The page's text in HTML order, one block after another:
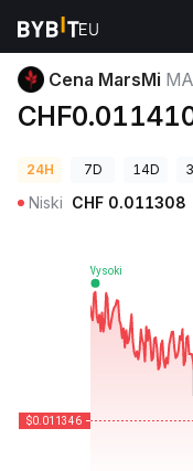
Ceny kryptowalut Cena
Cena MarsMi
24H 7D 14D
Niski CHF 0.011308